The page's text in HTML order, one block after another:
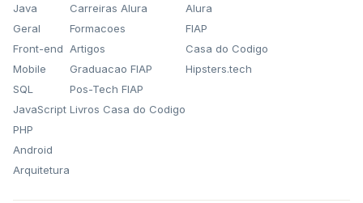
Java
Geral
Front-end
Mobile
SQL
JavaScript
PHP
Android
Arquitetura
Carreiras Alura
Formacoes
Artigos
Graduacao FIAP
Pos-Tech FIAP
Livros Casa do Codigo
Alura
FIAP
Casa do Codigo
Hipsters.tech